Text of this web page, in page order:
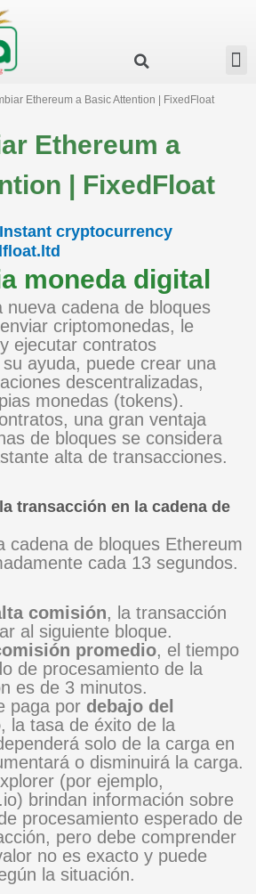
Ethereum a Basic Attention | FixedFloat
Ethereum a
| FixedFloat
cryptocurrency
moneda digital
nueva cadena de bloques
criptomonedas, le
ejecutar contratos
ayuda, puede crear una
descentralizadas,
monedas (tokens).
una gran ventaja
de bloques se considera
alta de transacciones.
transacción en la cadena de
cadena de bloques Ethereum
cada 13 segundos.
comisión, la transacción
al siguiente bloque.
promedio, el tiempo
de procesamiento de la
es de 3 minutos.
paga por debajo del
, la tasa de éxito de la
solo de la carga en
o disminuirá la carga.
(por ejemplo,
brindan información sobre
procesamiento esperado de
pero debe comprender
no es exacto y puede
la situación.